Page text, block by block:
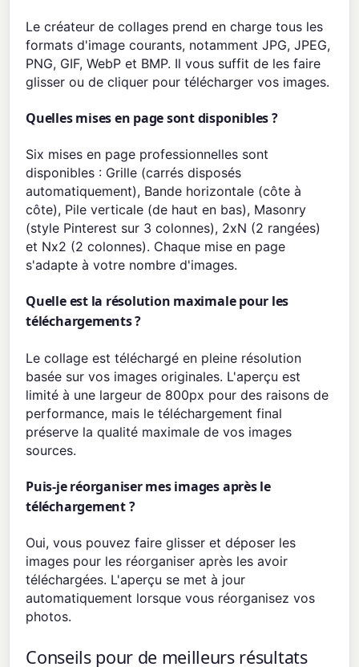
Le créateur de collages prend en charge tous les
formats d'image courants, notamment JPG, JPEG,
PNG, GIF, WebP et BMP. Il vous suffit de les faire
glisser ou de cliquer pour télécharger vos images.
Quelles mises en page sont disponibles ?
Six mises en page professionnelles sont
disponibles : Grille (carrés disposés
automatiquement), Bande horizontale (côte à
côte), Pile verticale (de haut en bas), Masonry
(style Pinterest sur 3 colonnes), 2xN (2 rangées)
et Nx2 (2 colonnes). Chaque mise en page
s'adapte à votre nombre d'images.
Quelle est la résolution maximale pour les
téléchargements ?
Le collage est téléchargé en pleine résolution
basée sur vos images originales. L'aperçu est
limité à une largeur de 800px pour des raisons de
performance, mais le téléchargement final
préserve la qualité maximale de vos images
sources.
Puis-je réorganiser mes images après le
téléchargement ?
Oui, vous pouvez faire glisser et déposer les
images pour les réorganiser après les avoir
téléchargées. L'aperçu se met à jour
automatiquement lorsque vous réorganisez vos
photos.
Conseils pour de meilleurs résultats